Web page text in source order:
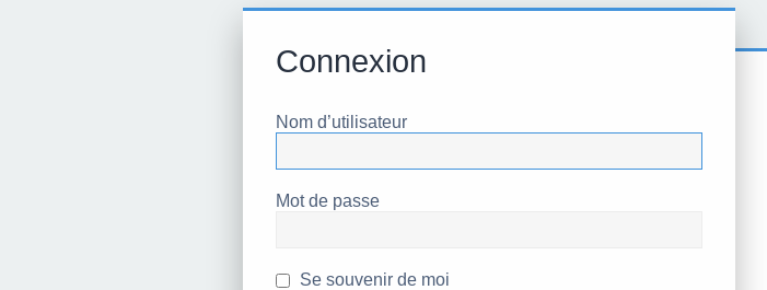
Connexion
Nom d’utilisateur
Mot de passe
Se souvenir de moi